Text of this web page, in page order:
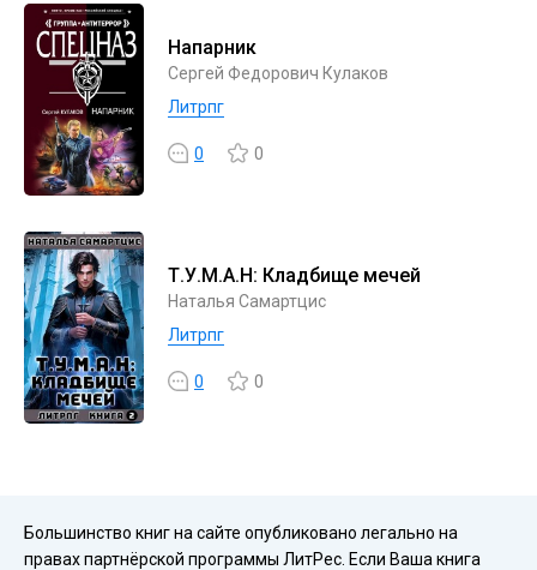
Напарник
Сергей Федорович Кулаков
Литрпг
0 0
Т.У.М.А.Н: Кладбище мечей
Наталья Самартцис
Литрпг
0 0
Большинство книг на сайте опубликовано легально на
правах партнёрской программы ЛитРес. Если Ваша книга